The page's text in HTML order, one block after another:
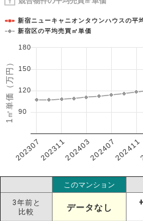
1㎡単価（万円）
新宿ニューキャニオンタウンハウスの平
新宿区の平均売買㎡単価
202307202311202403202407202411
90
120
150
180
このマンション
3年前と
比較
データなし